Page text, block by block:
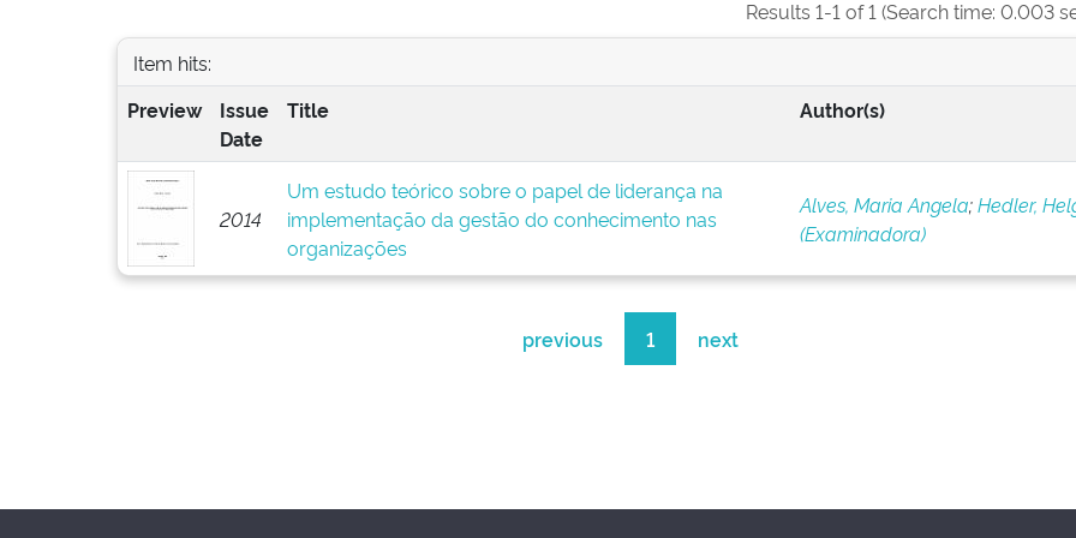
Results 1-1 of 1 (Search time: 0.003
Item hits:
Preview
Issue
Date
Title Author(s)
2014
Um estudo teórico sobre o papel de liderança na
implementação da gestão do conhecimento nas
organizações
Alves, Maria Angela;Hedler,
(Examinadora)
previous 1 next